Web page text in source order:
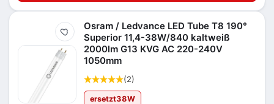
Merken
Osram / Ledvance LED Tube T8 190°
Superior 11,4-38W/840 kaltweiß
2000lm G13 KVG AC 220-240V
1050mm
(2)
ersetzt38W